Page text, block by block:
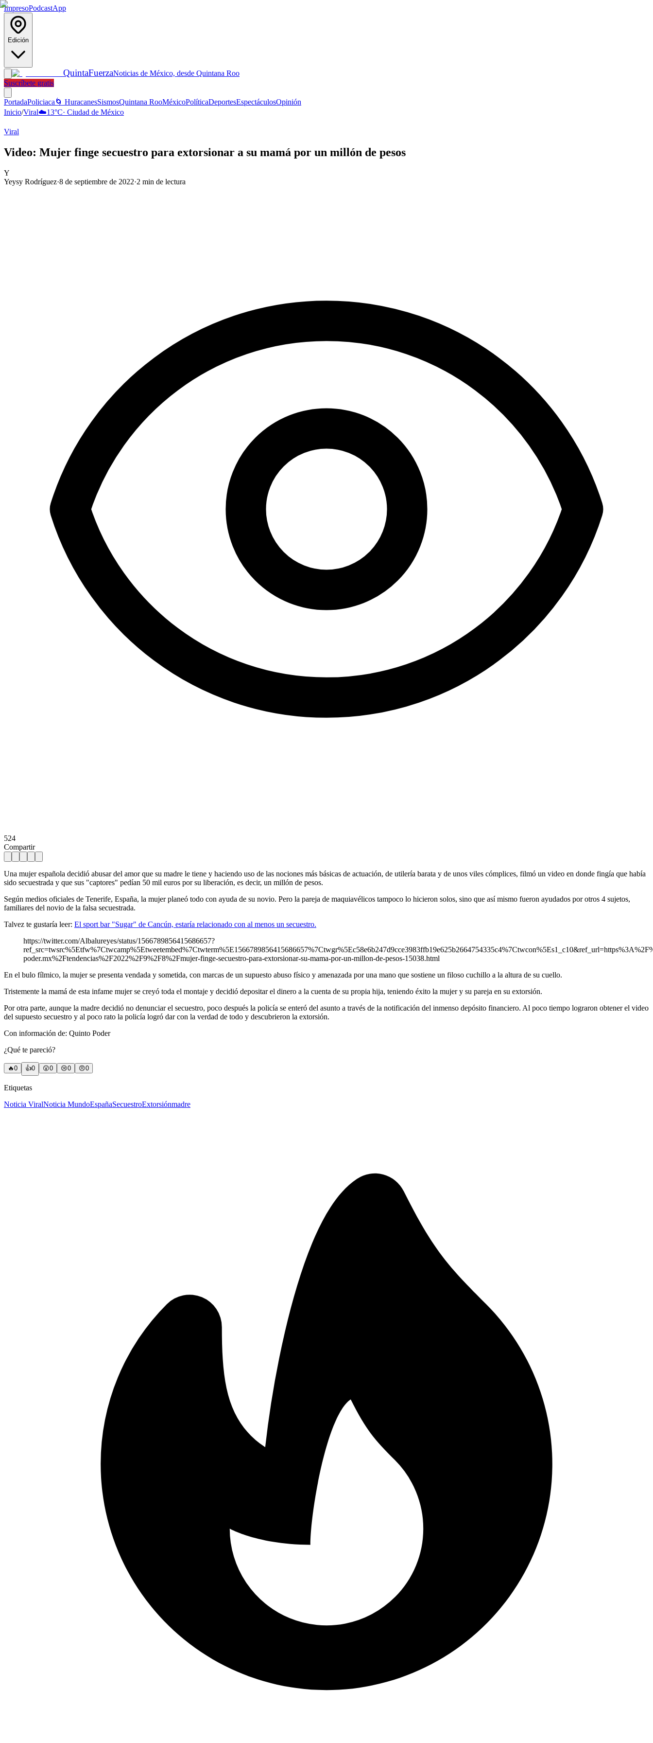
ImpresoPodcastApp
Edición
QuintaFuerzaNoticias de México, desde Quintana Roo
Suscríbete gratis
PortadaPoliciaca 🌀 HuracanesSismosQuintana RooMéxicoPolíticaDeportesEspectáculosOpinión
Inicio/Viral☁️13°C· Ciudad de México
Viral
Video: Mujer finge secuestro para extorsionar a su mamá por un millón de pesos
Y
Yeysy Rodríguez·8 de septiembre de 2022·2 min de lectura
524
Compartir
Una mujer española decidió abusar del amor que su madre le tiene y haciendo uso de las nociones más básicas de actuación, de utilería barata y de unos viles cómplices, filmó un video en donde fingía que había
sido secuestrada y que sus "captores" pedían 50 mil euros por su liberación, es decir, un millón de pesos.
Según medios oficiales de Tenerife, España, la mujer planeó todo con ayuda de su novio. Pero la pareja de maquiavélicos tampoco lo hicieron solos, sino que así mismo fueron ayudados por otros 4 sujetos,
familiares del novio de la falsa secuestrada.
Talvez te gustaría leer: El sport bar "Sugar" de Cancún, estaría relacionado con al menos un secuestro.
https://twitter.com/Albalureyes/status/1566789856415686657?
poder.mx%2Ftendencias%2F2022%2F9%2F8%2Fmujer-finge-secuestro-para-extorsionar-su-mama-por-un-millon-de-pesos-15038.html
En el bulo fílmico, la mujer se presenta vendada y sometida, con marcas de un supuesto abuso físico y amenazada por una mano que sostiene un filoso cuchillo a la altura de su cuello.
Tristemente la mamá de esta infame mujer se creyó toda el montaje y decidió depositar el dinero a la cuenta de su propia hija, teniendo éxito la mujer y su pareja en su extorsión.
Por otra parte, aunque la madre decidió no denunciar el secuestro, poco después la policía se enteró del asunto a través de la notificación del inmenso depósito financiero. Al poco tiempo lograron obtener el video
del supuesto secuestro y al poco rato la policía logró dar con la verdad de todo y descubrieron la extorsión.
Con información de: Quinto Poder
¿Qué te pareció?
🔥0 👍0 😲0 😢0 😠0
Etiquetas
Noticia ViralNoticia MundoEspañaSecuestroExtorsiónmadre